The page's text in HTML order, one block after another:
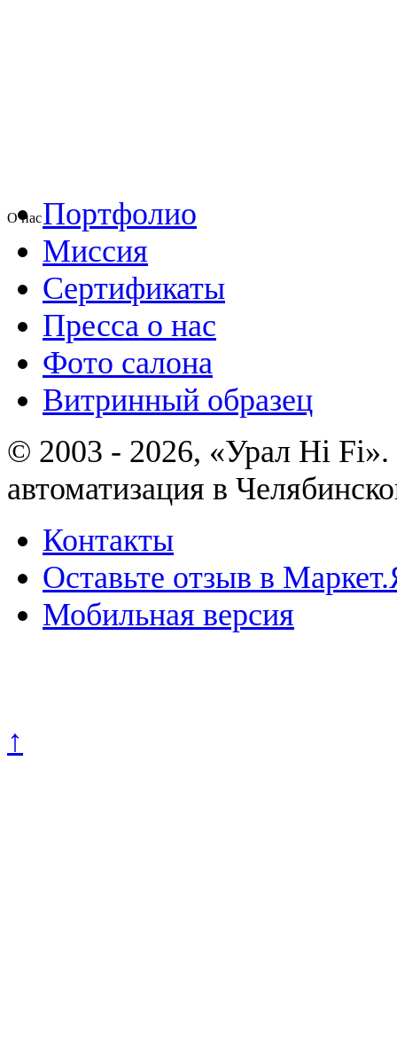
О насПортфолио
Миссия
Сертификаты
Пресса о нас
Фото салона
Витринный образец
© 2003 - 2026, «Урал Hi
автоматизация в
Контакты
Оставьте отзыв в
Мобильная версия
↑